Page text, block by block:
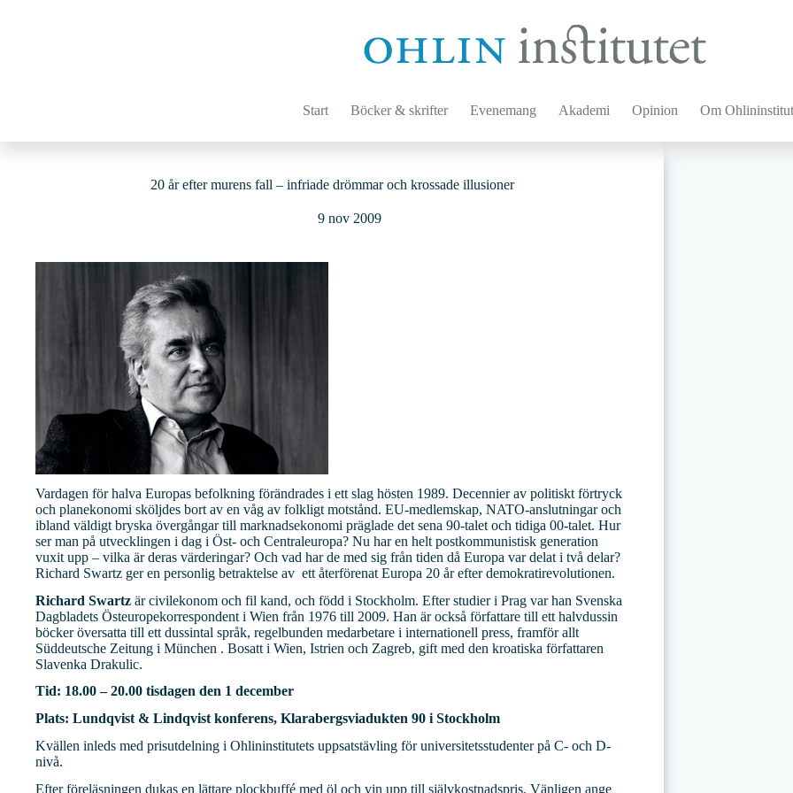
Start Böcker & skrifter Evenemang Akademi Opinion Om
20 år efter murens fall – infriade drömmar och krossade illusioner
9 nov 2009
Vardagen för halva Europas befolkning förändrades i ett slag hösten 1989. Decennier av politiskt förtryck
och planekonomi sköljdes bort av en våg av folkligt motstånd. EU-medlemskap, NATO-anslutningar och
ibland väldigt bryska övergångar till marknadsekonomi präglade det sena 90-talet och tidiga 00-talet. Hur
ser man på utvecklingen i dag i Öst- och Centraleuropa? Nu har en helt postkommunistisk generation
vuxit upp – vilka är deras värderingar? Och vad har de med sig från tiden då Europa var delat i två delar?
Richard Swartz ger en personlig betraktelse av ett återförenat Europa 20 år efter demokratirevolutionen.
Richard Swartz är civilekonom och fil kand, och född i Stockholm. Efter studier i Prag var han Svenska
Dagbladets Östeuropekorrespondent i Wien från 1976 till 2009. Han är också författare till ett halvdussin
böcker översatta till ett dussintal språk, regelbunden medarbetare i internationell press, framför allt
Süddeutsche Zeitung i München . Bosatt i Wien, Istrien och Zagreb, gift med den kroatiska författaren
Slavenka Drakulic.
Tid: 18.00 – 20.00 tisdagen den 1 december
Plats: Lundqvist & Lindqvist konferens, Klarabergsviadukten 90 i Stockholm
Kvällen inleds med prisutdelning i Ohlininstitutets uppsatstävling för universitetsstudenter på C- och D-
nivå.
Efter föreläsningen dukas en lättare plockbuffé med öl och vin upp till självkostnadspris. Vänligen ange